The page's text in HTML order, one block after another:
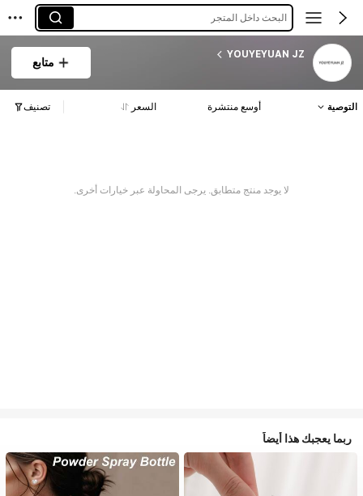
البحث داخل المتجر
YOUYEYUAN JZ
متابع
التوصية أوسع منتشرة السعر تصنيف
لا يوجد منتج متطابق. يرجى المحاولة عبر خيارات أخرى.
ربما يعجبك هذا أيضاً